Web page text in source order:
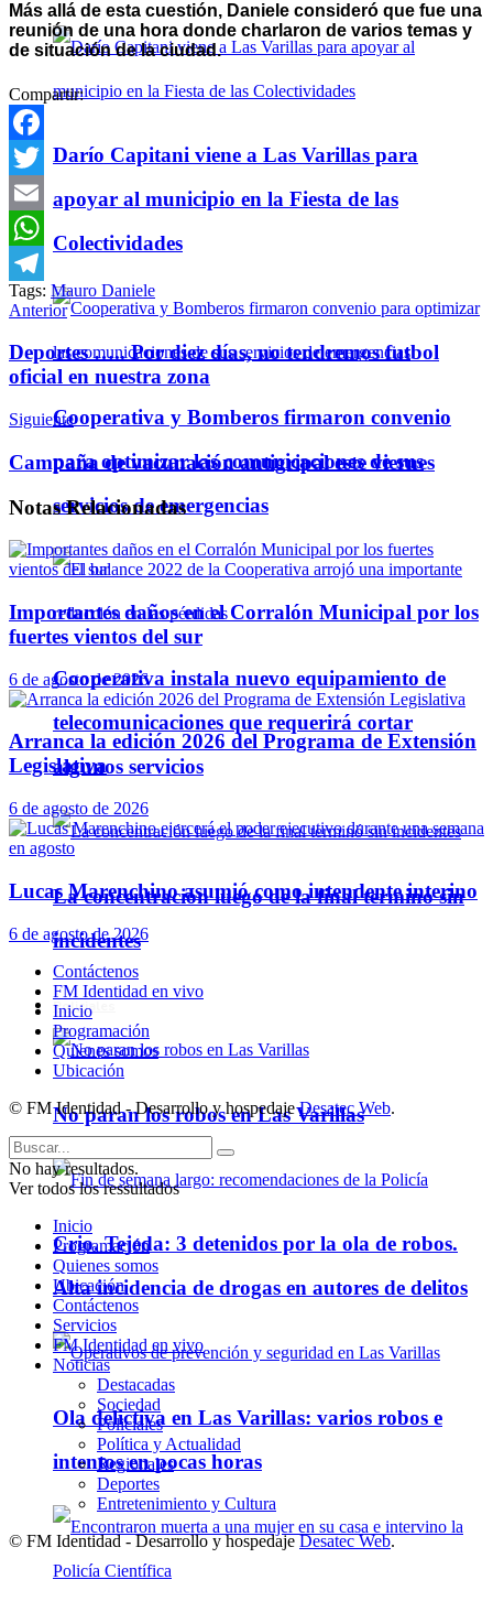
Darío Capitani viene a Las Varillas para
apoyar al municipio en la Fiesta de las
Colectividades
Cooperativa y Bomberos firmaron convenio
para optimizar las comunicaciones de sus
servicios de emergencias
Cooperativa instala nuevo equipamiento de
telecomunicaciones que requerirá cortar
algunos servicios
La concentración luego de la final terminó sin
incidentes
Policiales
No paran los robos en Las Varillas
Crio. Tejeda: 3 detenidos por la ola de robos.
Alta incidencia de drogas en autores de delitos
Ola delictiva en Las Varillas: varios robos e
intentos en pocas horas
Más allá de esta cuestión, Daniele consideró que fue una
reunión de una hora donde charlaron de varios temas y
de situación de la ciudad.
Compartir:
Facebook
Twitter
Email
WhatsApp
Telegram
Tags: Mauro Daniele
Anterior
Deportes ….. Por diez días, no tendremos futbol
oficial en nuestra zona
Siguiente
Campaña de vacunación antigripal este viernes
NotasRelacionadas
Importantes daños en el Corralón Municipal por los
fuertes vientos del sur
6 de agosto de 2026
Arranca la edición 2026 del Programa de Extensión
Legislativa
6 de agosto de 2026
Lucas Marenchino asumió como intendente interino
6 de agosto de 2026
Contáctenos
FM Identidad en vivo
Inicio
Programación
Quienes somos
Ubicación
© FM Identidad - Desarrollo y hospedajeDesatec Web.
No hay resultados.
Ver todos los ressultados
Inicio
Programación
Quienes somos
Ubicación
Contáctenos
Servicios
FM Identidad en vivo
Noticias
Destacadas
Sociedad
Policiales
Política y Actualidad
Regionales
Deportes
Entretenimiento y Cultura
© FM Identidad - Desarrollo y hospedajeDesatec Web.